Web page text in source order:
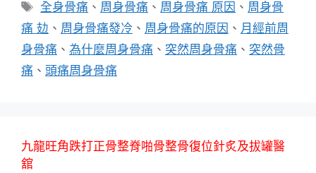
標
籤
全身骨痛 、 周身骨痛 、 周身骨痛 原因 、 周身骨
痛 攰 、 周身骨痛發冷 、 周身骨痛的原因 、 月經前周
身骨痛 、 為什麼周身骨痛 、 突然周身骨痛 、 突然骨
痛 、 頭痛周身骨痛
九龍旺角跌打正骨整脊啪骨整骨復位針炙及拔罐醫
舘